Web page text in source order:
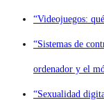
“Videojuegos:
“Sistemas de
ordenador y el
“Sexualidad